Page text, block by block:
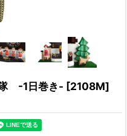
-1日巻き- [2108M]